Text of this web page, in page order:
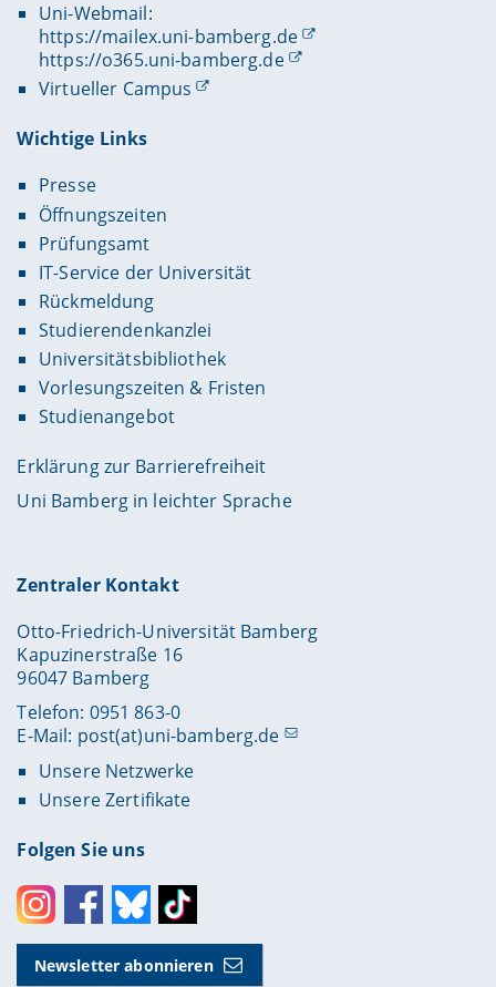
Uni-Webmail:
https://mailex.uni-bamberg.de
https://o365.uni-bamberg.de
Virtueller Campus
Wichtige Links
Presse
Öffnungszeiten
Prüfungsamt
IT-Service der Universität
Rückmeldung
Studierendenkanzlei
Universitätsbibliothek
Vorlesungszeiten & Fristen
Studienangebot
Erklärung zur Barrierefreiheit
Uni Bamberg in leichter Sprache
Zentraler Kontakt
Otto-Friedrich-Universität Bamberg
Kapuzinerstraße 16
96047 Bamberg
Telefon: 0951 863-0
E-Mail: post(at)uni-bamberg.de
Unsere Netzwerke
Unsere Zertifikate
Folgen Sie uns
InstagramFacebookBlueskyToktok
Newsletter abonnieren